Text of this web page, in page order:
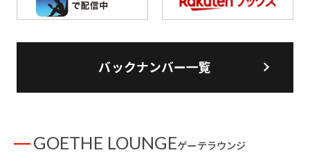
バックナンバー一覧
GOETHE LOUNGEゲーテラウンジ